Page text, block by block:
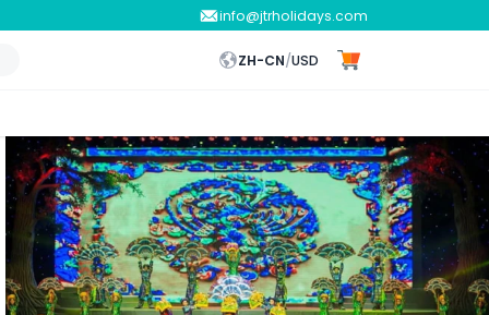
info@jtrholidays.com
ZH-CN/USD